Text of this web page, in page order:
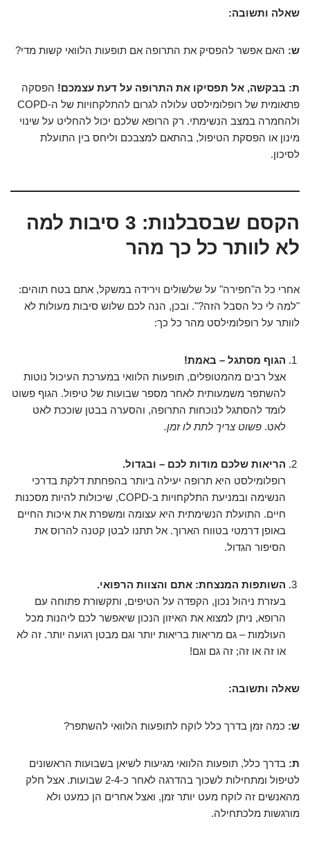
שאלה ותשובה:
ש: האם אפשר להפסיק את התרופה אם תופעות הלוואי קשות מדי?
ת: בבקשה, אל תפסיקו את התרופה על דעת עצמכם! הפסקה
פתאומית של רופלומילסט עלולה לגרום להתלקחויות של ה-COPD
ולהחמרה במצב הנשימתי. רק הרופא שלכם יכול להחליט על שינוי
מינון או הפסקת הטיפול, בהתאם למצבכם וליחס בין התועלת
לסיכון.
הקסם שבסבלנות: 3 סיבות למה
לא לוותר כל כך מהר
אחרי כל ה"חפירה" על שלשולים וירידה במשקל, אתם בטח תוהים:
"למה לי כל הסבל הזה?". ובכן, הנה לכם שלוש סיבות מעולות לא
לוותר על רופלומילסט מהר כל כך:
הגוף מסתגל – באמת!
אצל רבים מהמטופלים, תופעות הלוואי במערכת העיכול נוטות
להשתפר משמעותית לאחר מספר שבועות של טיפול. הגוף פשוט
לומד להסתגל לנוכחות התרופה, והסערה בבטן שוככת לאט
לאט. פשוט צריך לתת לו זמן.
הריאות שלכם מודות לכם – ובגדול.
רופלומילסט היא תרופה יעילה ביותר בהפחתת דלקת בדרכי
הנשימה ובמניעת התלקחויות ב-COPD, שיכולות להיות מסכנות
חיים. התועלת הנשימתית היא עצומה ומשפרת את איכות החיים
באופן דרמטי בטווח הארוך. אל תתנו לבטן קטנה להרוס את
הסיפור הגדול.
השותפות המנצחת: אתם והצוות הרפואי.
בעזרת ניהול נכון, הקפדה על הטיפים, ותקשורת פתוחה עם
הרופא, ניתן למצוא את האיזון הנכון שיאפשר לכם ליהנות מכל
העולמות – גם מריאות בריאות יותר וגם מבטן רגועה יותר. זה לא
או זה או זה; זה גם וגם!
שאלה ותשובה:
ש: כמה זמן בדרך כלל לוקח לתופעות הלוואי להשתפר?
ת: בדרך כלל, תופעות הלוואי מגיעות לשיאן בשבועות הראשונים
לטיפול ומתחילות לשכוך בהדרגה לאחר כ-2-4 שבועות. אצל חלק
מהאנשים זה לוקח מעט יותר זמן, ואצל אחרים הן כמעט ולא
מורגשות מלכתחילה.